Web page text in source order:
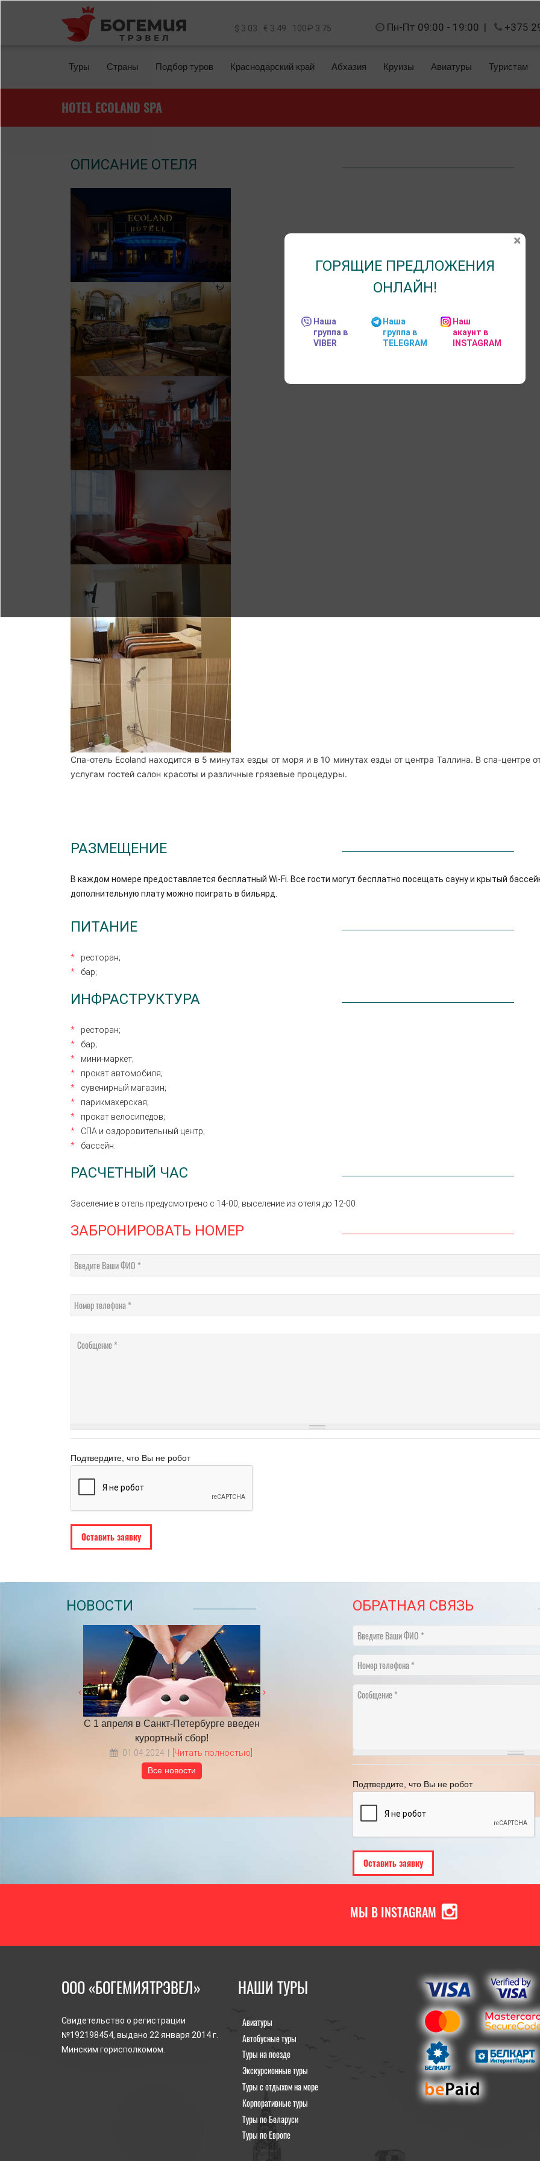
Перейти к основному содержанию
$ 3.03 € 3.49 100₽ 3.75 Пн-Пт 09:00 - 19:00 | +375
Туры Страны Подбор туров Краснодарский край Абхазия Круизы Авиатуры Туристам
HOTEL ECOLAND SPA
ОПИСАНИЕ ОТЕЛЯ
Спа-отель Ecoland находится в 5 минутах езды от моря и в 10 минутах езды от центра Таллина. В спа-центре
услугам гостей салон красоты и различные грязевые процедуры.
РАЗМЕЩЕНИЕ
В каждом номере предоставляется бесплатный Wi-Fi. Все гости могут бесплатно посещать сауну и крытый
дополнительную плату можно поиграть в бильярд.
ПИТАНИЕ
ресторан;
бар;
ИНФРАСТРУКТУРА
ресторан;
бар;
мини-маркет;
прокат автомобиля;
сувенирный магазин;
парикмахерская;
прокат велосипедов;
СПА и оздоровительный центр;
бассейн.
РАСЧЕТНЫЙ ЧАС
Заселение в отель предусмотрено с 14-00, выселение из отеля до 12-00
ЗАБРОНИРОВАТЬ НОМЕР
Введите Ваши ФИО
Номер телефона
Сообщение
Подтвердите, что Вы не робот
НОВОСТИ
С 1 апреля в Санкт-Петербурге введен
курортный сбор!
01.04.2024 [Читать полностью] [Читать полностью] 21.11.2024
Все новости
ОБРАТНАЯ СВЯЗЬ
Введите Ваши ФИО
Номер телефона
Сообщение
Подтвердите, что Вы не робот
МЫ В INSTAGRAM
ООО «БОГЕМИЯТРЭВЕЛ»
Свидетельство о регистрации
№192198454, выдано 22 января 2014 г.
Минским горисполкомом.
НАШИ ТУРЫ
Авиатуры
Автобусные туры
Туры на поезде
Экскурсионные туры
Туры с отдыхом на море
Корпоративные туры
Туры по Беларуси
Туры по Европе
ГОРЯЩИЕ ПРЕДЛОЖЕНИЯ
ОНЛАЙН!
Наша
группа в
VIBER
Наша
группа в
TELEGRAM
Наш
акаунт в
INSTAGRAM